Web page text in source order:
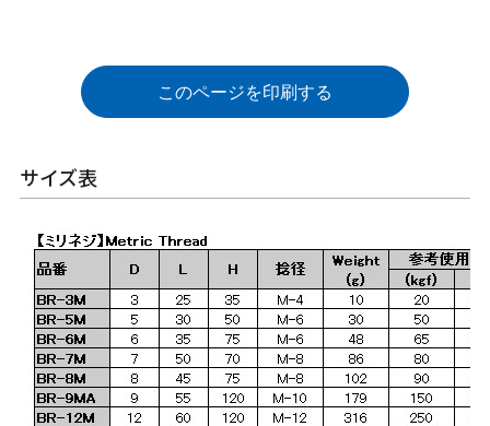
このページを印刷する
サイズ表